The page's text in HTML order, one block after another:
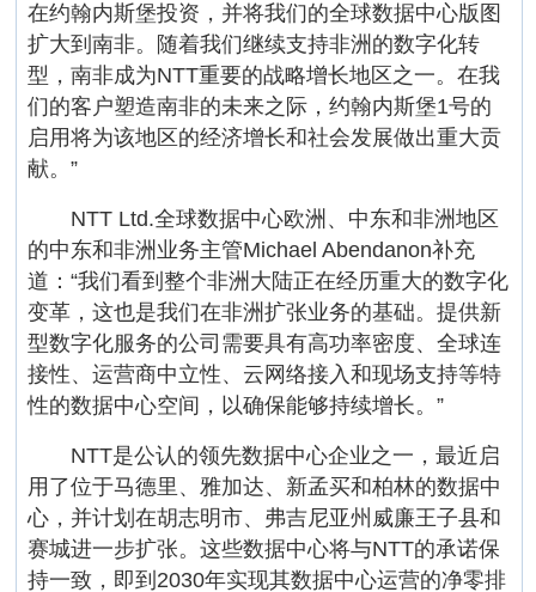
在约翰内斯堡投资，并将我们的全球数据中心版图
扩大到南非。随着我们继续支持非洲的数字化转
型，南非成为NTT重要的战略增长地区之一。在我
们的客户塑造南非的未来之际，约翰内斯堡1号的
启用将为该地区的经济增长和社会发展做出重大贡
献。”
NTT Ltd.全球数据中心欧洲、中东和非洲地区
的中东和非洲业务主管Michael Abendanon补充
道：“我们看到整个非洲大陆正在经历重大的数字化
变革，这也是我们在非洲扩张业务的基础。提供新
型数字化服务的公司需要具有高功率密度、全球连
接性、运营商中立性、云网络接入和现场支持等特
性的数据中心空间，以确保能够持续增长。”
NTT是公认的领先数据中心企业之一，最近启
用了位于马德里、雅加达、新孟买和柏林的数据中
心，并计划在胡志明市、弗吉尼亚州威廉王子县和
赛城进一步扩张。这些数据中心将与NTT的承诺保
持一致，即到2030年实现其数据中心运营的净零排